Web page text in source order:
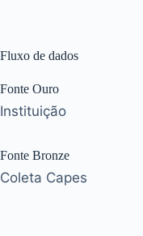
Fluxo de dados
Fonte Ouro
Instituição
Fonte Bronze
Coleta Capes